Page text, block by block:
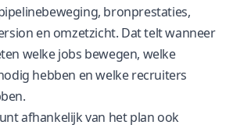
bronprestaties,
en omzetzicht. Dat telt wanneer
welke jobs bewegen, welke
hebben en welke recruiters
afhankelijk van het plan ook